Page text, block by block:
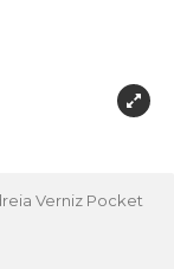
Verniz Pocket